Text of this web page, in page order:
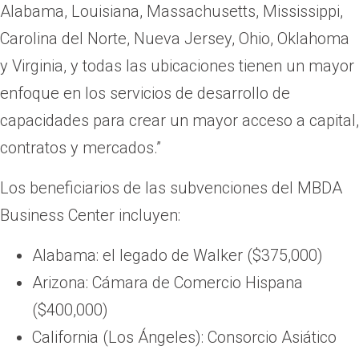
Alabama, Louisiana, Massachusetts, Mississippi,
Carolina del Norte, Nueva Jersey, Ohio, Oklahoma
y Virginia, y todas las ubicaciones tienen un mayor
enfoque en los servicios de desarrollo de
capacidades para crear un mayor acceso a capital,
contratos y mercados.”
Los beneficiarios de las subvenciones del MBDA
Business Center incluyen:
Alabama: el legado de Walker ($375,000)
Arizona: Cámara de Comercio Hispana
($400,000)
California (Los Ángeles): Consorcio Asiático